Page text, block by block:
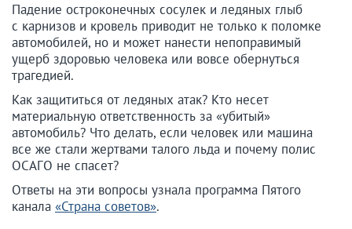
Падение остроконечных сосулек и ледяных глыб
с карнизов и кровель приводит не только к поломке
автомобилей, но и может нанести непоправимый
ущерб здоровью человека или вовсе обернуться
трагедией.
Как защититься от ледяных атак? Кто несет
материальную ответственность за «убитый»
автомобиль? Что делать, если человек или машина
все же стали жертвами талого льда и почему полис
ОСАГО не спасет?
Ответы на эти вопросы узнала программа Пятого
канала «Страна советов».